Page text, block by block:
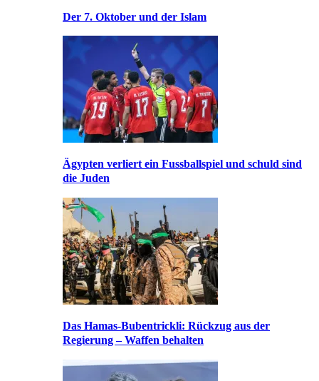
Der 7. Oktober und der Islam
Ägypten verliert ein Fussballspiel und schuld sind
die Juden
Das Hamas-Bubentrickli: Rückzug aus der
Regierung – Waffen behalten